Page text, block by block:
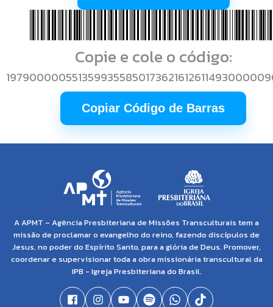
Copie e cole o código:
Copiar Código de Barras
A APMT – Agência Presbiteriana de Missões Transculturais tem a
missão de proclamar o evangelho do reino, fazendo discípulos de
Jesus, no poder do Espírito Santo, para a glória de Deus. Promover,
coordenar e supervisionar toda a obra missionária transcultural da
IPB - Igreja Presbiteriana do Brasil.